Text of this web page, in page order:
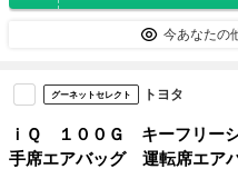
今あなたの
グーネットセレクト トヨタ
ｉＱ １００Ｇ キーフリー
手席エアバッグ 運転席エ